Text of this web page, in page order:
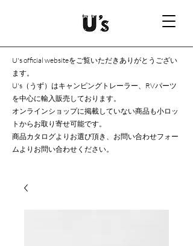
U's official websiteをご覧いただきありがとうござい
ます。
U's（うず）はキャンピングトレーラー、RVパーツ
を中心に輸入販売しております。
オンラインショップに掲載していない商品も小ロッ
トからお取り寄せ可能です。
商品カタログよりお選び頂き、お問い合わせフォー
ムよりお問い合わせください。